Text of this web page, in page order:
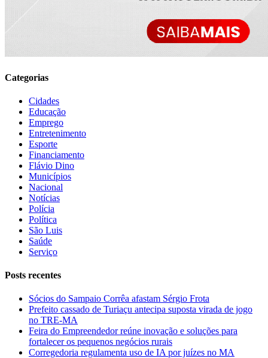
Categorias
Cidades
Educação
Emprego
Entretenimento
Esporte
Financiamento
Flávio Dino
Municípios
Nacional
Notícias
Polícia
Política
São Luis
Saúde
Serviço
Posts recentes
Sócios do Sampaio Corrêa afastam Sérgio Frota
Prefeito cassado de Turiaçu antecipa suposta virada de jogo
no TRE-MA
Feira do Empreendedor reúne inovação e soluções para
fortalecer os pequenos negócios rurais
Corregedoria regulamenta uso de IA por juízes no MA